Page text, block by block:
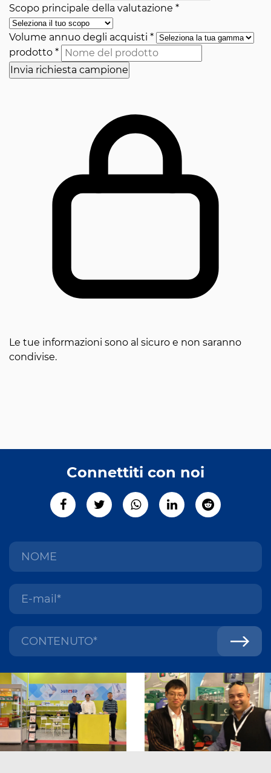
Scopo principale della valutazione *
Volume annuo degli acquisti *
prodotto *
Invia richiesta campione
Le tue informazioni sono al sicuro e non saranno
condivise.
Connettiti con noi